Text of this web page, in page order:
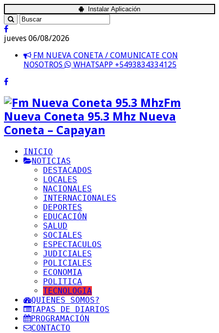
Instalar Aplicación
jueves 06/08/2026
FM NUEVA CONETA / COMUNICATE CON
NOSOTROS
WHATSAPP +5493834334125
Fm
Nueva Coneta 95.3 Mhz Nueva
Coneta – Capayan
INICIO
NOTICIAS
DESTACADOS
LOCALES
NACIONALES
INTERNACIONALES
DEPORTES
EDUCACIÓN
SALUD
SOCIALES
ESPECTACULOS
JUDICIALES
POLICIALES
ECONOMIA
POLITICA
TECNOLOGIA
QUIENES SOMOS?
TAPAS DE DIARIOS
PROGRAMACIÓN
CONTACTO